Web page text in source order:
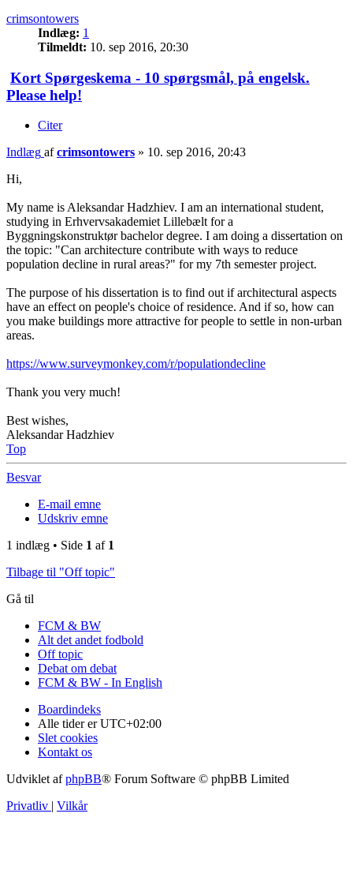
crimsontowers
Indlæg: 1
Tilmeldt: 10. sep 2016, 20:30
Kort Spørgeskema - 10 spørgsmål, på engelsk.
Please help!
Citer
Indlæg afcrimsontowers » 10. sep 2016, 20:43
Hi,
My name is Aleksandar Hadzhiev. I am an international student,
studying in Erhvervsakademiet Lillebælt for a
Byggningskonstruktør bachelor degree. I am doing a dissertation on
the topic: "Can architecture contribute with ways to reduce
population decline in rural areas?" for my 7th semester project.
The purpose of his dissertation is to find out if architectural aspects
have an effect on people's choice of residence. And if so, how can
you make buildings more attractive for people to settle in non-urban
areas.
https://www.surveymonkey.com/r/populationdecline
Thank you very much!
Best wishes,
Aleksandar Hadzhiev
Top
Besvar
E-mail emne
Udskriv emne
1 indlæg • Side 1 af 1
Tilbage til "Off topic"
Gå til
FCM & BW
Alt det andet fodbold
Off topic
Debat om debat
FCM & BW - In English
Boardindeks
Alle tider erUTC+02:00
Slet cookies
Kontakt os
Udviklet afphpBB® Forum Software © phpBB Limited
Privatliv | Vilkår